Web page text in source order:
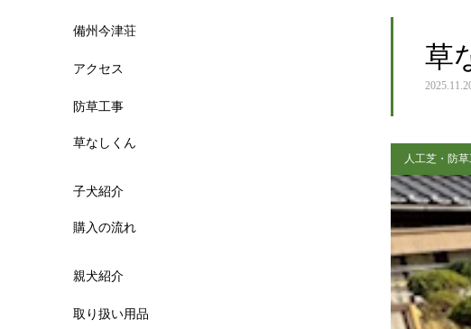
草
人工芝・防
備州今津荘
アクセス
防草工事
草なしくん
子犬紹介
購入の流れ
親犬紹介
取り扱い用品